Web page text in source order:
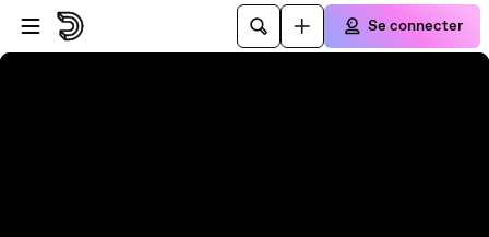
Passer au player
Passer au contenu principal
Se connecter